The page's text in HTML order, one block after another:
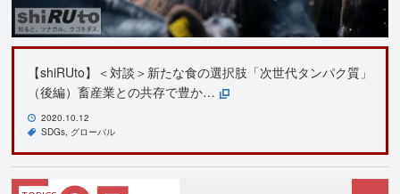
【shiRUto】＜対談＞新たな食の選択肢「次世代タンパク質」
（後編）畜産業との共存で豊か…
2020.10.12
SDGs グローバル